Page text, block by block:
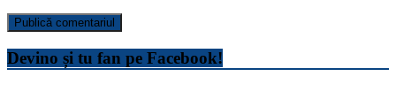
Devino și tu fan pe Facebook!